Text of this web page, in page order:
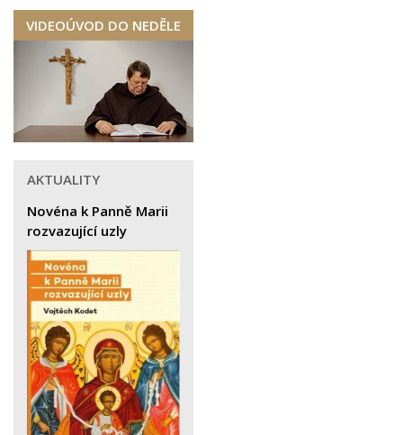
VIDEOÚVOD DO NEDĚLE
AKTUALITY
Novéna k Panně Marii
rozvazující uzly